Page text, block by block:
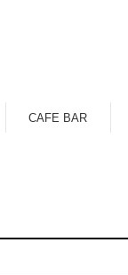
CAFE BAR